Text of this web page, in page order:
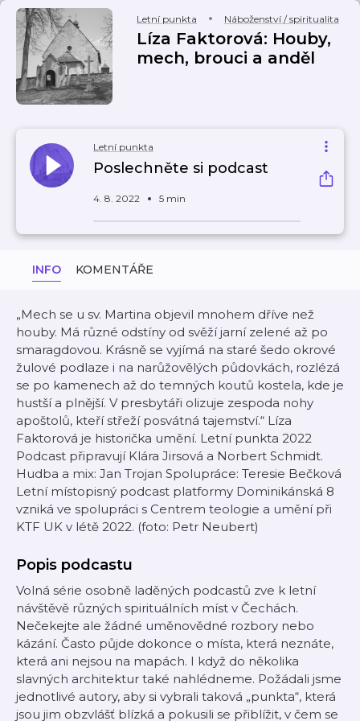
Letní punkta Náboženství / spiritualita
Líza Faktorová: Houby,
mech, brouci a anděl
Letní punkta
Poslechněte si podcast
4. 8. 2022 5 min
INFO KOMENTÁŘE
„Mech se u sv. Martina objevil mnohem dříve než
houby. Má různé odstíny od svěží jarní zelené až po
smaragdovou. Krásně se vyjímá na staré šedo okrové
žulové podlaze i na narůžovělých půdovkách, rozlézá
se po kamenech až do temných koutů kostela, kde je
hustší a plnější. V presbytáři olizuje zespoda nohy
apoštolů, kteří střeží posvátná tajemství.“ Líza
Faktorová je historička umění. Letní punkta 2022
Podcast připravují Klára Jirsová a Norbert Schmidt.
Hudba a mix: Jan Trojan Spolupráce: Teresie Bečková
Letní místopisný podcast platformy Dominikánská 8
vzniká ve spolupráci s Centrem teologie a umění při
KTF UK v létě 2022. (foto: Petr Neubert)
Popis podcastu
Volná série osobně laděných podcastů zve k letní
návštěvě různých spirituálních míst v Čechách.
Nečekejte ale žádné uměnovědné rozbory nebo
kázání. Často půjde dokonce o místa, která neznáte,
která ani nejsou na mapách. I když do několika
slavných architektur také nahlédneme. Požádali jsme
jednotlivé autory, aby si vybrali taková „punkta“, která
jsou jim obzvlášť blízká a pokusili se přiblížit, v čem se